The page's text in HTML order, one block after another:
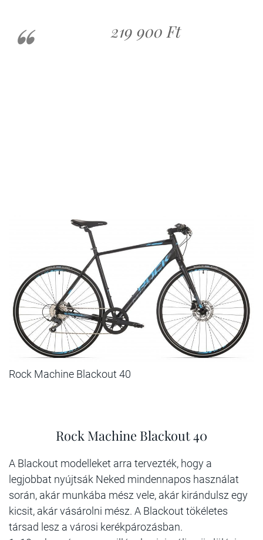
219 900 Ft
Rock Machine Blackout 40
Rock Machine Blackout 40
A Blackout modelleket arra tervezték, hogy a
legjobbat nyújtsák Neked mindennapos használat
során, akár munkába mész vele, akár kirándulsz egy
kicsit, akár vásárolni mész. A Blackout tökéletes
társad lesz a városi kerékpározásban.